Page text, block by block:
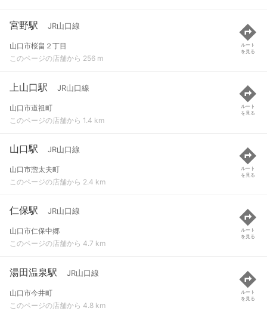
宮野駅 JR山口線
山口市桜畠２丁目
このページの店舗から 256 m
ルート
を見る
上山口駅 JR山口線
山口市道祖町
このページの店舗から 1.4 km
ルート
を見る
山口駅 JR山口線
山口市惣太夫町
このページの店舗から 2.4 km
ルート
を見る
仁保駅 JR山口線
山口市仁保中郷
このページの店舗から 4.7 km
ルート
を見る
湯田温泉駅 JR山口線
山口市今井町
このページの店舗から 4.8 km
ルート
を見る